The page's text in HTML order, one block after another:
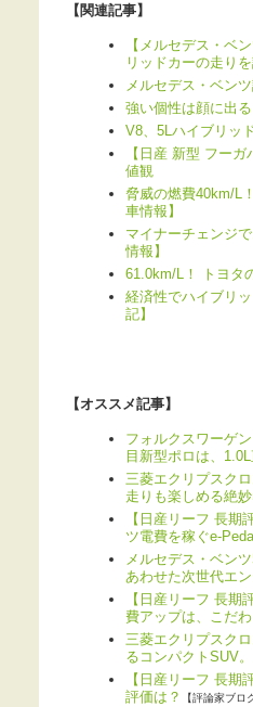
【関連記事】
【メルセデス・ベ
リッドカーの走り
メルセデス・ベン
強い個性は顔に出
V8、5Lハイブリッ
【日産 新型 フー
値観
脅威の燃費40km/L
車情報】
マイナーチェンジ
情報】
61.0km/L！ トヨタ
経済性でハイブリ
記】
【オススメ記事】
フォルクスワーゲ
目新型ポロは、
三菱エクリプスク
走りも楽しめる絶
【日産リーフ 長
ツ電費を稼ぐe-Pedal
メルセデス・ベン
あわせた次世代エ
【日産リーフ 長
費アップは、こだ
三菱エクリプスク
るコンパクトSUV
【日産リーフ 長
評価は？
【評論家ブロ